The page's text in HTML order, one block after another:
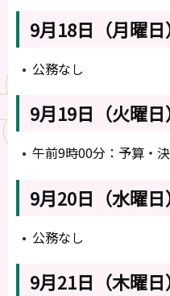
9月18日（月曜日
公務なし
9月19日（火曜日
午前9時00分：予算・
9月20日（水曜日
公務なし
9月21日（木曜日